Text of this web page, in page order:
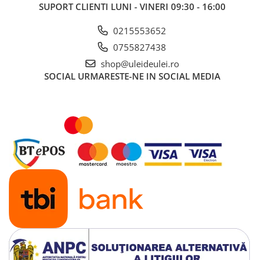
■ Huse scaune auto
■ Accesorii auto interior
■ Accesorii auto exterior
■ Intretinere auto
■ Electrice auto
■ Siguranta auto
■ Electrice
■ Truse si scule de mana
SUPORT CLIENTI LUNI - VINERI 09:30 - 16:00
0215553652
0755827438
shop@uleideulei.ro
SOCIAL URMARESTE-NE IN SOCIAL MEDIA